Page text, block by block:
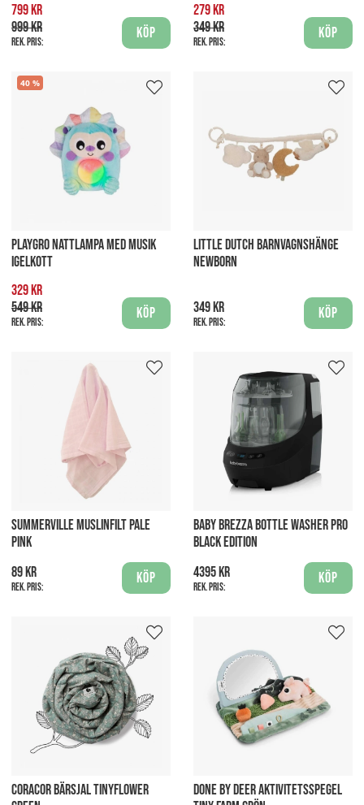
799 kr
999 kr
Rek. pris:
Köp
279 kr
349 kr
Rek. pris:
Köp
40
PLAYGRO NATTLAMPA MED MUSIK
IGELKOTT
329 kr
549 kr
Rek. pris:
Köp
LITTLE DUTCH BARNVAGNSHÄNGE
NEWBORN
349 kr
Rek. pris:
Köp
SUMMERVILLE MUSLINFILT PALE
PINK
89 kr
Rek. pris:
Köp
BABY BREZZA BOTTLE WASHER PRO
BLACK EDITION
4395 kr
Rek. pris:
Köp
CORACOR BÄRSJAL TINYFLOWER
DONE BY DEER AKTIVITETSSPEGEL